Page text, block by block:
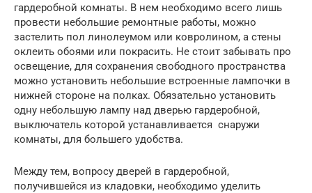
гардеробной комнаты. В нем необходимо всего лишь
провести небольшие ремонтные работы, можно
застелить пол линолеумом или ковролином, а стены
оклеить обоями или покрасить. Не стоит забывать про
освещение, для сохранения свободного пространства
можно установить небольшие встроенные лампочки в
нижней стороне на полках. Обязательно установить
одну небольшую лампу над дверью гардеробной,
выключатель которой устанавливается снаружи
комнаты, для большего удобства.
Между тем, вопросу дверей в гардеробной,
получившейся из кладовки, необходимо уделить